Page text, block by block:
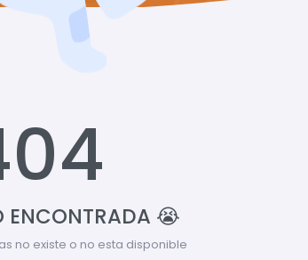
ENCONTRADA 😭
no existe o no esta disponible